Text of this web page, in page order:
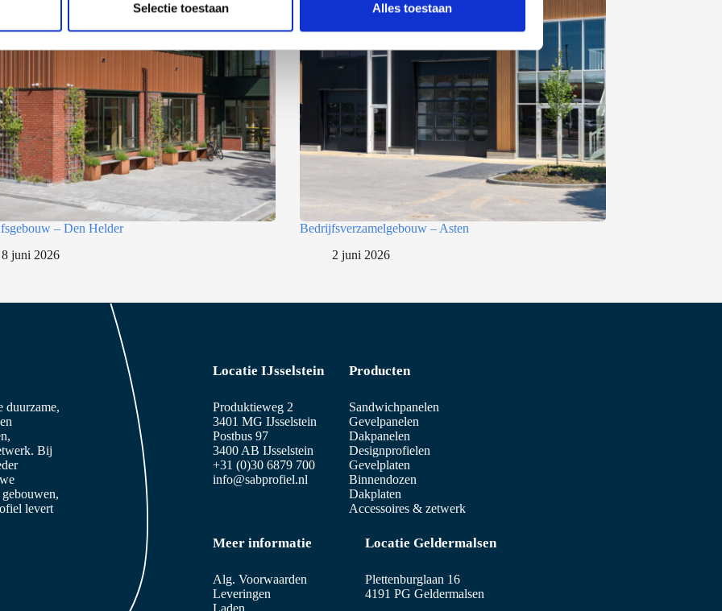
Selectie toestaan Alles toestaan
– Den Helder
8 juni 2026
Bedrijfsverzamelgebouw – Asten
2 juni 2026
duurzame,
Bij
levert
Locatie IJsselstein
Produktieweg 2
3401 MG IJsselstein
Postbus 97
3400 AB IJsselstein
+31 (0)30 6879 700
info@sabprofiel.nl
Producten
Sandwichpanelen
Gevelpanelen
Dakpanelen
Designprofielen
Gevelplaten
Binnendozen
Dakplaten
Accessoires & zetwerk
Meer informatie
Alg. Voorwaarden
Leveringen
Laden
Locatie Geldermalsen
Plettenburglaan 16
4191 PG Geldermalsen